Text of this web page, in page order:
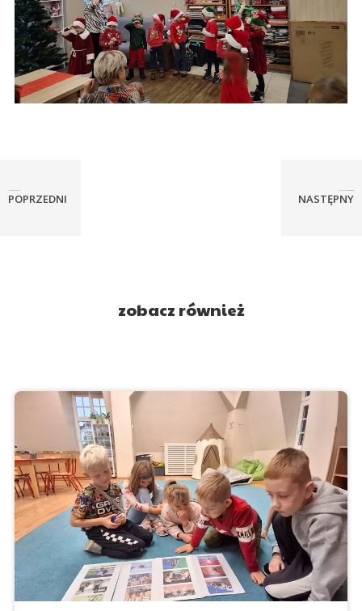
POPRZEDNI NASTĘPNY
zobacz również